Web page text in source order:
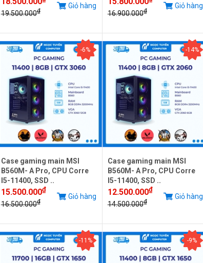
19.500.000₫
Giỏ hàng
16.900.000₫
Giỏ hàng
-6%
Case gaming main MSI
B560M- A Pro, CPU Corre
I5-11400, SSD ..
15.500.000₫
16.500.000₫
Giỏ hàng
-14%
Case gaming main MSI
B560M- A Pro, CPU Corre
I5-11400, SSD ..
12.500.000₫
14.500.000₫
Giỏ hàng
-11% -9%